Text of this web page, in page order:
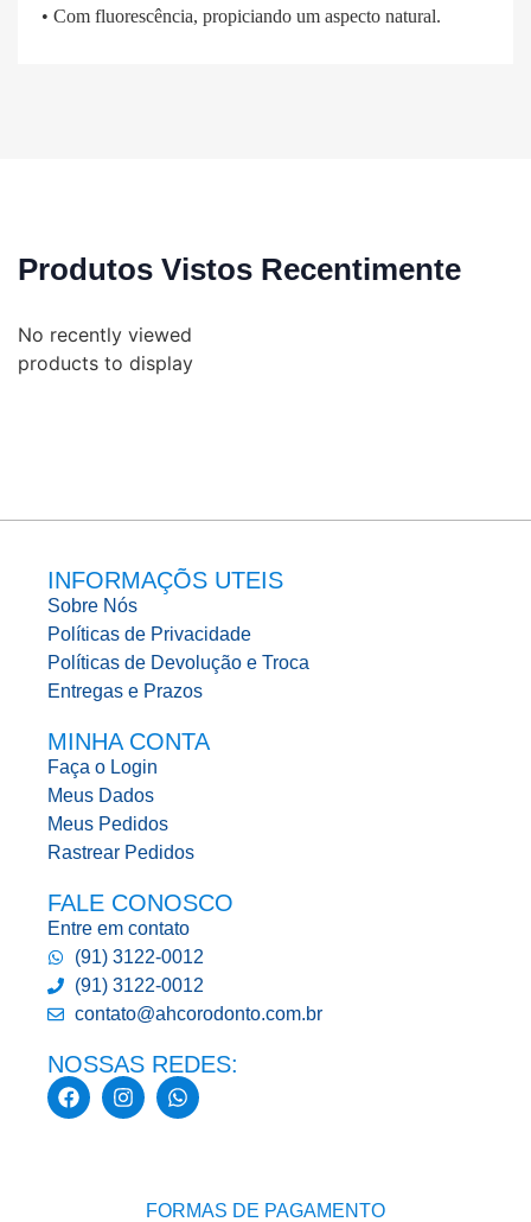
• Com fluorescência, propiciando um aspecto natural.
Produtos Vistos Recentimente
No recently viewed
products to display
INFORMAÇÕS UTEIS
Sobre Nós
Políticas de Privacidade
Políticas de Devolução e Troca
Entregas e Prazos
MINHA CONTA
Faça o Login
Meus Dados
Meus Pedidos
Rastrear Pedidos
FALE CONOSCO
Entre em contato
(91) 3122-0012
(91) 3122-0012
contato@ahcorodonto.com.br
NOSSAS REDES:
FORMAS DE PAGAMENTO